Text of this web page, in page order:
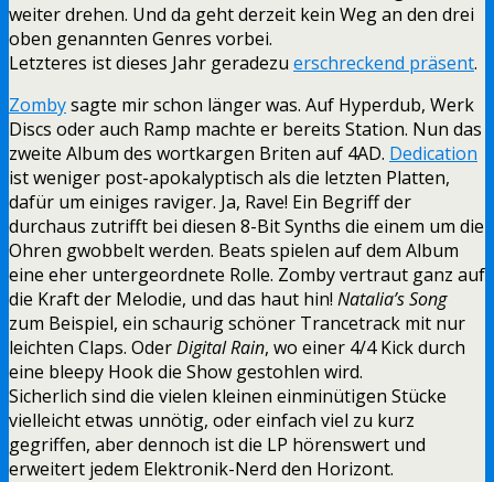
weiter drehen. Und da geht derzeit kein Weg an den drei
oben genannten Genres vorbei.
Letzteres ist dieses Jahr geradezu erschreckend präsent.
Zombysagte mir schon länger was. Auf Hyperdub, Werk
Discs oder auch Ramp machte er bereits Station. Nun das
zweite Album des wortkargen Briten auf 4AD. Dedication
ist weniger post-apokalyptisch als die letzten Platten,
dafür um einiges raviger. Ja, Rave! Ein Begriff der
durchaus zutrifft bei diesen 8-Bit Synths die einem um die
Ohren gwobbelt werden. Beats spielen auf dem Album
eine eher untergeordnete Rolle. Zomby vertraut ganz auf
die Kraft der Melodie, und das haut hin! Natalia’s Song
zum Beispiel, ein schaurig schöner Trancetrack mit nur
leichten Claps. OderDigital Rain, wo einer 4/4 Kick durch
eine bleepy Hook die Show gestohlen wird.
Sicherlich sind die vielen kleinen einminütigen Stücke
vielleicht etwas unnötig, oder einfach viel zu kurz
gegriffen, aber dennoch ist die LP hörenswert und
erweitert jedem Elektronik-Nerd den Horizont.